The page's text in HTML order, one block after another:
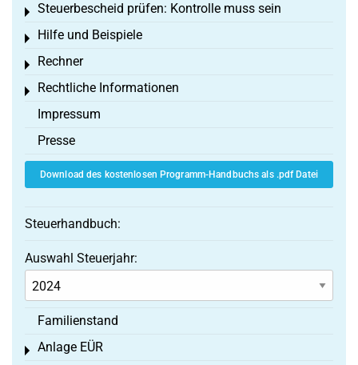
Steuerbescheid prüfen: Kontrolle muss sein
Toggle menu
Hilfe und Beispiele
Toggle menu
Rechner
Toggle menu
Rechtliche Informationen
Toggle menu
Impressum
Presse
Download des kostenlosen Programm-Handbuchs als .pdf Datei
Steuerhandbuch:
Auswahl Steuerjahr:
Familienstand
Anlage EÜR
Toggle menu